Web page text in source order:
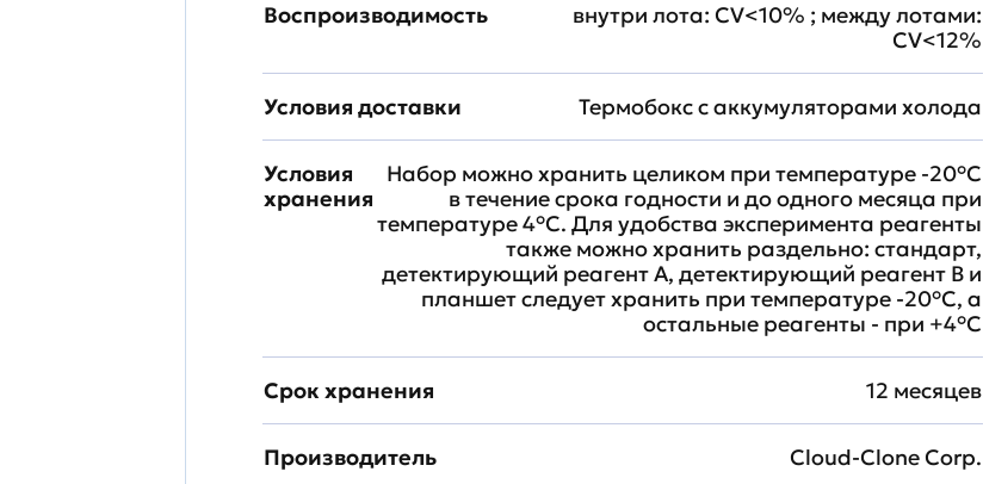
Воспроизводимость
внутри лота: CV<10% ; между лотами:
CV<12%
Условия доставки Термобокс с аккумуляторами холода
Условия
хранения
Набор можно хранить целиком при температуре -20°C
в течение срока годности и до одного месяца при
температуре 4°C. Для удобства эксперимента реагенты
также можно хранить раздельно: стандарт,
детектирующий реагент A, детектирующий реагент B и
планшет следует хранить при температуре -20°C, а
остальные реагенты - при +4°С
Срок хранения 12 месяцев
Производитель Cloud-Clone Corp.